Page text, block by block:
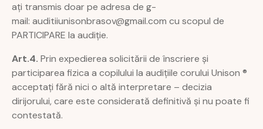
ați transmis doar pe adresa de g-
mail: auditiiunisonbrasov@gmail.com cu scopul de
PARTICIPARE la audiție.
Art.4. Prin expedierea solicitării de înscriere și
participarea fizica a copilului la audițiile corului Unison ®
acceptați fără nici o altă interpretare – decizia
dirijorului, care este considerată definitivă și nu poate fi
contestată.